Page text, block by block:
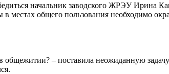
начальник заводского ЖРЭУ Ирина
местах общего пользования необходимо
общежитии? – поставила неожиданную